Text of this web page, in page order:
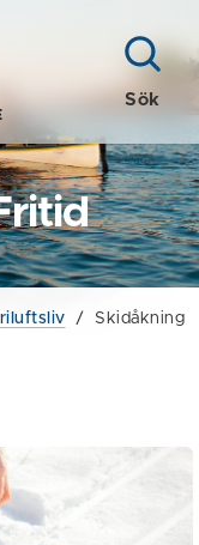
Sök
/ Skidåkning